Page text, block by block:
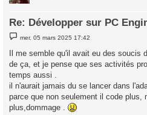
Re: Développer sur PC
e
s
a
g
e
mer. 05 mars 2025 17:42
Il me semble qu'il avait eu des soucis
de ça, et je pense que ses activités
temps aussi .
il n'aurait jamais du se lancer dans
parce que non seulement il code plus,
plus,dommage .